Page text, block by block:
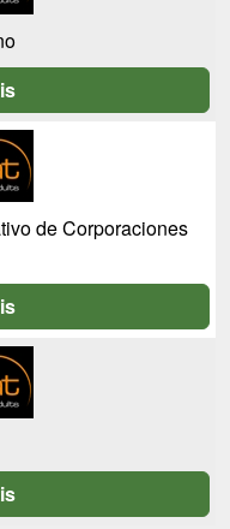
de Corporaciones